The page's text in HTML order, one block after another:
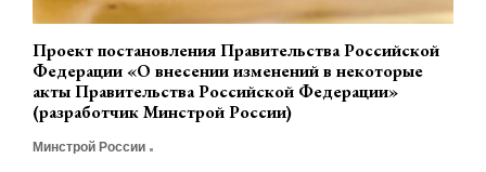
Проект постановления Правительства Российской
Федерации «О внесении изменений в некоторые
акты Правительства Российской Федерации»
(разработчик Минстрой России)
Минстрой России